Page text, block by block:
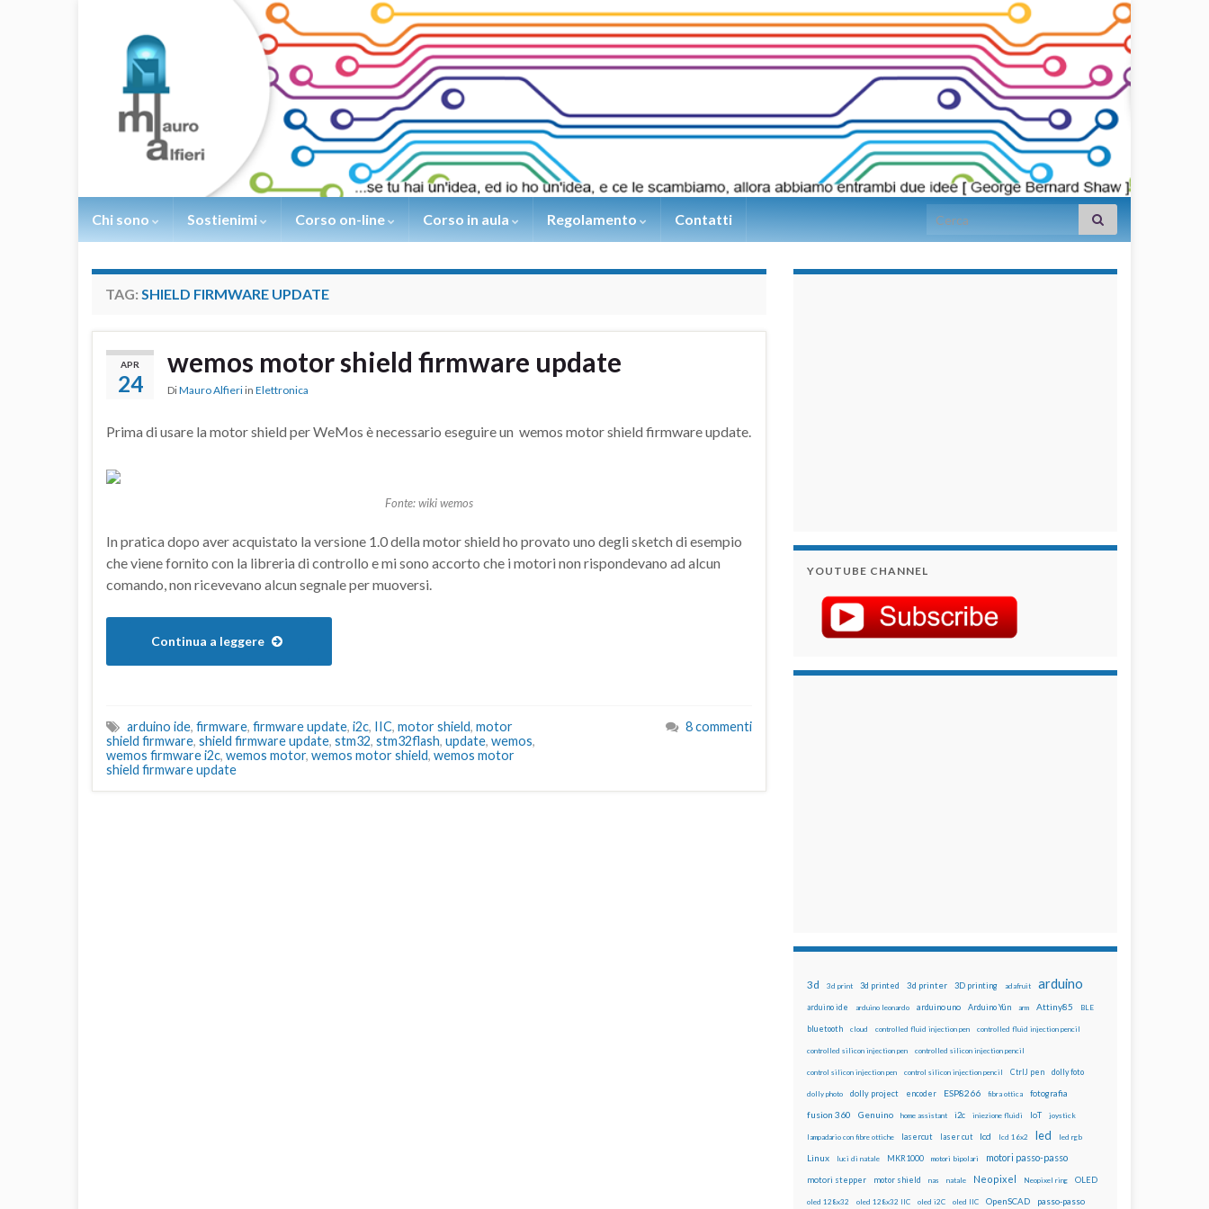
Chi sono Sostienimi Corso on-line Corso in aula Regolamento Contatti Search for:
TAG: SHIELD FIRMWARE UPDATE
APR
24
wemos motor shield firmware update
DiMauro Alfieri in Elettronica
Prima di usare la motor shield per WeMos è necessario eseguire un wemos motor shield firmware update.
Fonte: wiki wemos
In pratica dopo aver acquistato la versione 1.0 della motor shield ho provato uno degli sketch di esempio
che viene fornito con la libreria di controllo e mi sono accorto che i motori non rispondevano ad alcun
comando, non ricevevano alcun segnale per muoversi.
Continua a leggere
arduino ide, firmware, firmware update, i2c, IIC, motor shield, motor
shield firmware, shield firmware update, stm32, stm32flash, update, wemos,
wemos firmware i2c, wemos motor, wemos motor shield, wemos motor
shield firmware update
8 commenti
YOUTUBE CHANNEL
3d 3d print 3d printed 3d printer 3D printing adafruit arduino
arduino ide arduino leonardo arduino uno Arduino Yún arm Attiny85 BLE
bluetooth cloud controlled fluid injection pen controlled fluid injection pencil
controlled silicon injection pen controlled silicon injection pencil
control silicon injection pen control silicon injection pencil CtrlJ pen dolly foto
dolly photo dolly project encoder ESP8266 fibra ottica fotografia
fusion 360 Genuino home assistant i2c iniezione fluidi IoT joystick
lampadario con fibre ottiche lasercut laser cut lcd lcd 16x2 led led rgb
Linux luci di natale MKR1000 motori bipolari motori passo-passo
motori stepper motor shield nas natale Neopixel Neopixel ring OLED
oled 128x32 oled 128x32 IIC oled i2C oled IIC OpenSCAD passo-passo